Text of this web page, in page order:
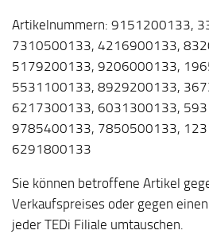
Artikelnummern: 9151200133,
7310500133, 4216900133,
5179200133, 9206000133,
5531100133, 8929200133,
6217300133, 6031300133,
9785400133, 7850500133,
6291800133
Sie können betroffene Artikel
Verkaufspreises oder gegen
jeder TEDi Filiale umtauschen.